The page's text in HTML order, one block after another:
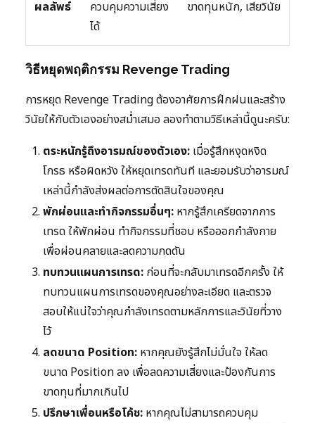
ผลลัพธ์
ควบคุมความเสี่ยง
ได้
ขาดทุนหนัก, เสียวินัย
วิธีหยุดพฤติกรรม Revenge Trading
การหยุด Revenge Trading ต้องอาศัยการฝึกฝนและสร้าง
วินัยให้กับตัวเองอย่างสม่ำเสมอ ลองทำตามวิธีเหล่านี้ดูนะครับ:
ตระหนักรู้ถึงอารมณ์ของตัวเอง: เมื่อรู้สึกหงุดหงิด
โกรธ หรือผิดหวัง ให้หยุดเทรดทันที และยอมรับว่าอารมณ์
เหล่านี้กำลังส่งผลต่อการตัดสินใจของคุณ
พักผ่อนและทำกิจกรรมอื่นๆ: หากรู้สึกเครียดจากการ
เทรด ให้พักผ่อน ทำกิจกรรมที่ชอบ หรือออกกำลังกาย
เพื่อผ่อนคลายและลดความกดดัน
ทบทวนแผนการเทรด: ก่อนที่จะกลับมาเทรดอีกครั้ง ให้
ทบทวนแผนการเทรดของคุณอย่างละเอียด และตรวจ
สอบให้แน่ใจว่าคุณกำลังเทรดตามหลักการและวินัยที่วาง
ไว้
ลดขนาด Position: หากคุณยังรู้สึกไม่มั่นใจ ให้ลด
ขนาด Position ลง เพื่อลดความเสี่ยงและป้องกันการ
ขาดทุนที่มากเกินไป
ปรึกษาเพื่อนหรือโค้ช: หากคุณไม่สามารถควบคุม